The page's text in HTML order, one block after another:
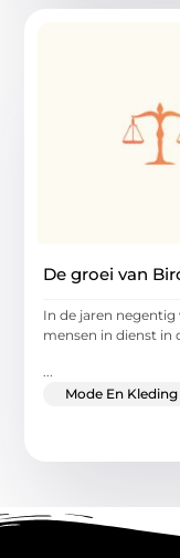
De groei van
In de jaren
mensen in dienst in
Mode En Kleding